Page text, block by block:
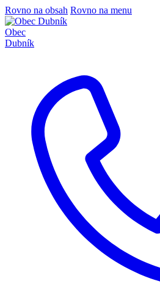
Rovno na obsah Rovno na menu
Obec
Dubník